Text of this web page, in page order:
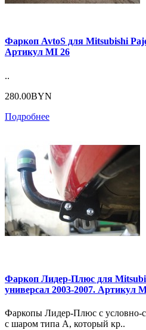
Фаркоп AvtoS для Mitsubishi
Артикул MI 26
..
280.00BYN
Подробнее
Фаркоп Лидер-Плюс для
универсал 2003-2007. Артикул
Фаркопы Лидер-Плюс с условно-
с шаром типа А, который кр..